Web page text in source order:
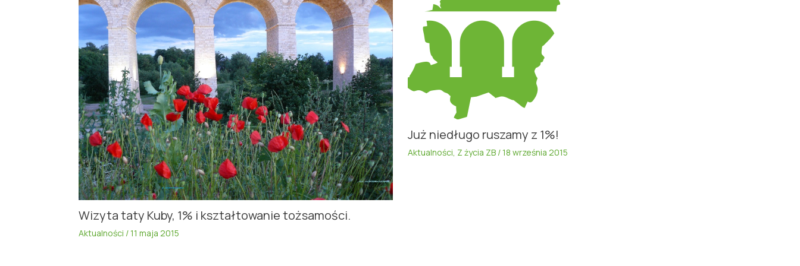
Wizyta taty Kuby, 1% i kształtowanie tożsamości.
Aktualności /11 maja 2015
Już niedługo ruszamy z 1%!
Aktualności, Z życia ZB/18 września 2015